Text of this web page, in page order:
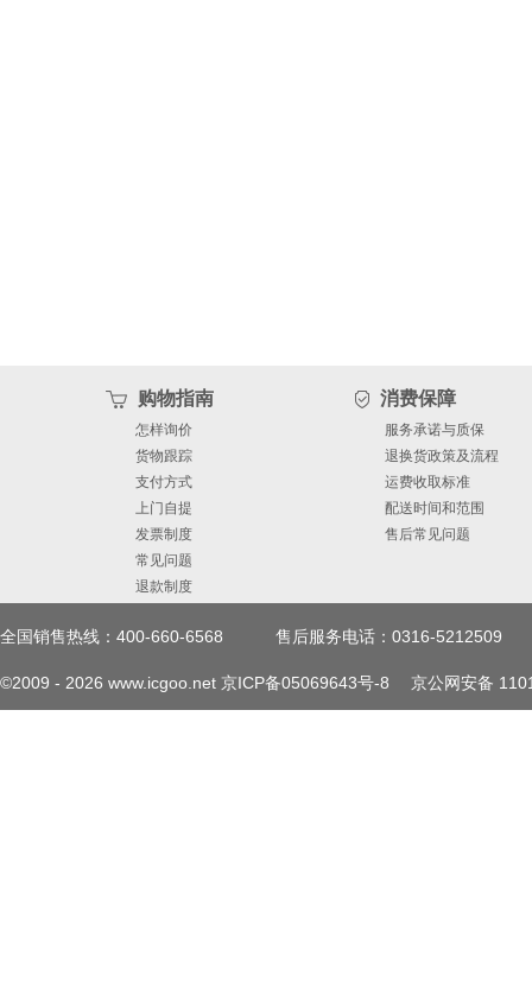
购物指南
怎样询价
货物跟踪
支付方式
上门自提
发票制度
常见问题
退款制度
消费保障
服务承诺与质保
退换货政策及流程
运费收取标准
配送时间和范围
售后常见问题
全国销售热线：400-660-6568 售后服务电话：0316-5212509
©2009 - 2026 www.icgoo.net 京ICP备05069643号-8 京公网安备